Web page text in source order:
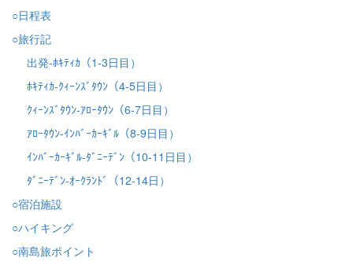
○日程表
○旅行記
出発-ﾎｷﾃｨｶ（1-3日目）
ﾎｷﾃｨｶ-ｸｨｰﾝｽﾞﾀｳﾝ（4-5日目）
ｸｨｰﾝｽﾞﾀｳﾝ-ｱﾛｰﾀｳﾝ（6-7日目）
ｱﾛｰﾀｳﾝ-ｲﾝﾊﾞｰｶｰｷﾞﾙ（8-9日目）
ｲﾝﾊﾞｰｶｰｷﾞﾙ-ﾀﾞﾆｰﾃﾞﾝ（10-11日目）
ﾀﾞﾆｰﾃﾞﾝ-ｵｰｸﾗﾝﾄﾞ（12-14日）
○宿泊施設
○ハイキング
○南島旅ポイント